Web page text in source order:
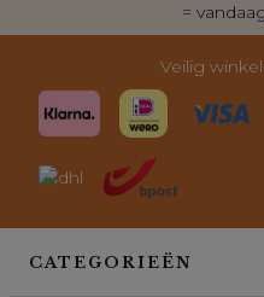
=
Veilig
CATEGORIEËN